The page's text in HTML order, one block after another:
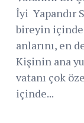
İyi Yapandır
bireyin içinde
anlarını, en
Kişinin ana
vatanı çok
içinde...